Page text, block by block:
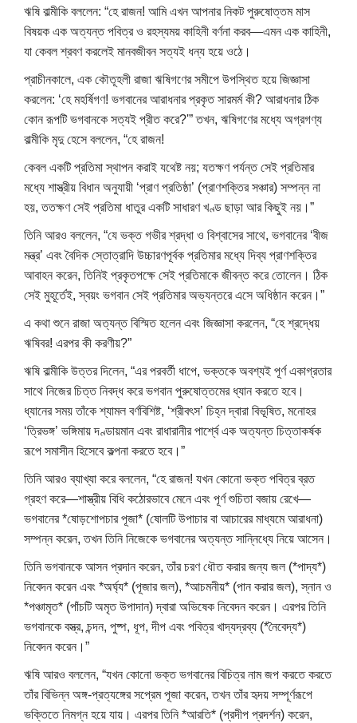
ঋষি বাল্মীকি বললেন: “হে রাজন! আমি এখন আপনার নিকট পুরুষোত্তম মাস
বিষয়ক এক ​​অত্যন্ত পবিত্র ও রহস্যময় কাহিনী বর্ণনা করব—এমন এক কাহিনী,
যা কেবল শ্রবণ করলেই মানবজীবন সত্যই ধন্য হয়ে ওঠে।
প্রাচীনকালে, এক কৌতূহলী রাজা ঋষিগণের সমীপে উপস্থিত হয়ে জিজ্ঞাসা
করলেন: ‘হে মহর্ষিগণ! ভগবানের আরাধনার প্রকৃত সারমর্ম কী? আরাধনার ঠিক
কোন রূপটি ভগবানকে সত্যই প্রীত করে?'” তখন, ঋষিগণের মধ্যে অগ্রগণ্য
বাল্মীকি মৃদু হেসে বললেন, “হে রাজন!
কেবল একটি প্রতিমা স্থাপন করাই যথেষ্ট নয়; যতক্ষণ পর্যন্ত সেই প্রতিমার
মধ্যে শাস্ত্রীয় বিধান অনুযায়ী ‘প্রাণ প্রতিষ্ঠা’ (প্রাণশক্তির সঞ্চার) সম্পন্ন না
হয়, ততক্ষণ সেই প্রতিমা ধাতুর একটি সাধারণ খণ্ড ছাড়া আর কিছুই নয়।”
তিনি আরও বললেন, “যে ভক্ত গভীর শ্রদ্ধা ও বিশ্বাসের সাথে, ভগবানের ‘বীজ
মন্ত্র’ এবং বৈদিক স্তোত্রাদি উচ্চারণপূর্বক প্রতিমার মধ্যে দিব্য প্রাণশক্তির
আবাহন করেন, তিনিই প্রকৃতপক্ষে সেই প্রতিমাকে জীবন্ত করে তোলেন। ঠিক
সেই মুহূর্তেই, স্বয়ং ভগবান সেই প্রতিমার অভ্যন্তরে এসে অধিষ্ঠান করেন।”
এ কথা শুনে রাজা অত্যন্ত বিস্মিত হলেন এবং জিজ্ঞাসা করলেন, “হে শ্রদ্ধেয়
ঋষিবর! এরপর কী করণীয়?”
ঋষি বাল্মীকি উত্তর দিলেন, “এর পরবর্তী ধাপে, ভক্তকে অবশ্যই পূর্ণ একাগ্রতার
সাথে নিজের চিত্ত নিবদ্ধ করে ভগবান পুরুষোত্তমের ধ্যান করতে হবে।
ধ্যানের সময় তাঁকে শ্যামল বর্ণবিশিষ্ট, ‘শ্রীবৎস’ চিহ্ন দ্বারা বিভূষিত, মনোহর
‘ত্রিভঙ্গ’ ভঙ্গিমায় দণ্ডায়মান এবং রাধারানীর পার্শ্বে এক অত্যন্ত চিত্তাকর্ষক
রূপে সমাসীন হিসেবে কল্পনা করতে হবে।”
তিনি আরও ব্যাখ্যা করে বললেন, “হে রাজন! যখন কোনো ভক্ত পবিত্র ব্রত
গ্রহণ করে—শাস্ত্রীয় বিধি কঠোরভাবে মেনে এবং পূর্ণ শুচিতা বজায় রেখে—
ভগবানের *ষোড়শোপচার পূজা* (ষোলটি উপাচার বা আচারের মাধ্যমে আরাধনা)
সম্পন্ন করেন, তখন তিনি নিজেকে ভগবানের অত্যন্ত সান্নিধ্যে নিয়ে আসেন।
তিনি ভগবানকে আসন প্রদান করেন, তাঁর চরণ ধৌত করার জন্য জল (*পাদ্য*)
নিবেদন করেন এবং *অর্ঘ্য* (পূজার জল), *আচমনীয়* (পান করার জল), স্নান ও
*পঞ্চামৃত* (পাঁচটি অমৃত উপাদান) দ্বারা অভিষেক নিবেদন করেন। এরপর তিনি
ভগবানকে বস্ত্র, চন্দন, পুষ্প, ধূপ, দীপ এবং পবিত্র খাদ্যদ্রব্য (*নৈবেদ্য*)
নিবেদন করেন।”
ঋষি আরও বললেন, “যখন কোনো ভক্ত ভগবানের বিচিত্র নাম জপ করতে করতে
তাঁর বিভিন্ন অঙ্গ-প্রত্যঙ্গের সপ্রেম পূজা করেন, তখন তাঁর হৃদয় সম্পূর্ণরূপে
ভক্তিতে নিমগ্ন হয়ে যায়। এরপর তিনি *আরতি* (প্রদীপ প্রদর্শন) করেন,